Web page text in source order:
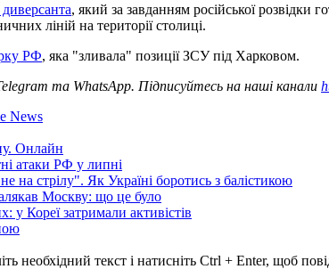
, який за завданням російської розвідки
ліній на території столиці.
РФ, яка "зливала" позиції ЗСУ під Харковом.
та WhatsApp. Підписуйтесь на наші канали
News
Онлайн
атаки РФ у липні
на стрілу". Як Україні боротись з балістикою
Москву: що це було
у Кореї затримали активістів
необхідний текст і натисніть Ctrl + Enter, щоб